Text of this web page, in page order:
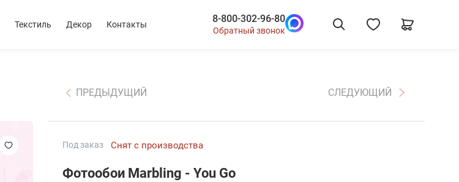
Текстиль Декор Контакты 8-800-302-96-80
Обратный звонок
ПРЕДЫДУЩИЙ СЛЕДУЮЩИЙ
Под заказ Снят с производства
Фотообои Marbling - You Go